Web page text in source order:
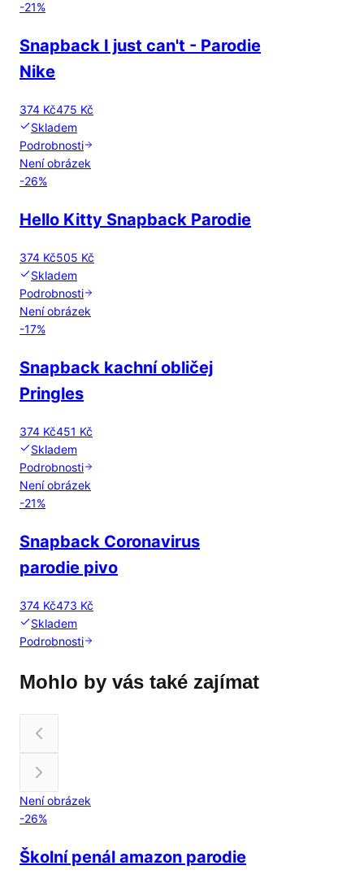
-21%
Snapback I just can't - Parodie
Nike
374 Kč475 Kč
Skladem
Podrobnosti
Není obrázek
-26%
Hello Kitty Snapback Parodie
374 Kč505 Kč
Skladem
Podrobnosti
Není obrázek
-17%
Snapback kachní obličej
Pringles
374 Kč451 Kč
Skladem
Podrobnosti
Není obrázek
-21%
Snapback Coronavirus
parodie pivo
374 Kč473 Kč
Skladem
Podrobnosti
Mohlo by vás také zajímat
Není obrázek
-26%
Školní penál amazon parodie